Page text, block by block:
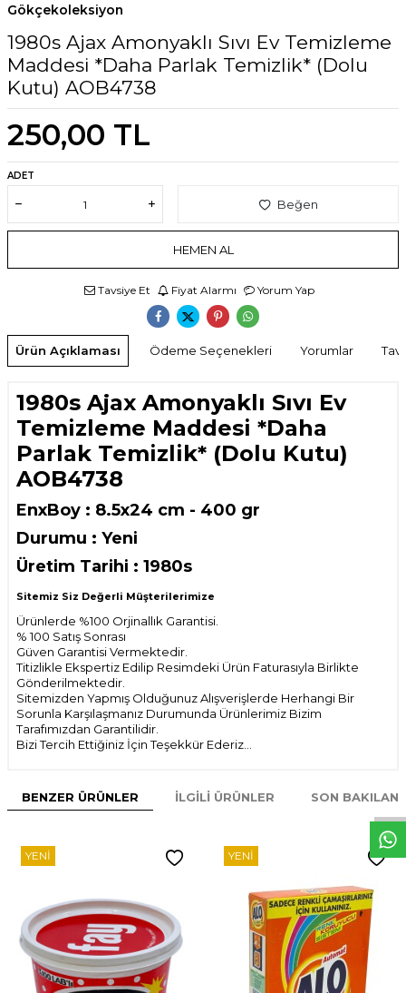
W
h
t
s
p
p
D
e
s
e
H
a
t
t
Gökçekoleksiyon
1980s Ajax Amonyaklı Sıvı Ev Temizleme
Maddesi *Daha Parlak Temizlik* (Dolu
Kutu) AOB4738
250,00 TL
ADET
Beğen
HEMEN AL
Tavsiye Et Fiyat Alarmı Yorum Yap
Ürün Açıklaması Ödeme Seçenekleri Yorumlar
1980s Ajax Amonyaklı Sıvı Ev
Temizleme Maddesi *Daha
Parlak Temizlik* (Dolu Kutu)
AOB4738
EnxBoy : 8.5x24 cm - 400 gr
Durumu : Yeni
Üretim Tarihi : 1980s
Sitemiz Siz Değerli Müşterilerimize
Ürünlerde %100 Orjinallık Garantisi.
% 100 Satış Sonrası
Güven Garantisi Vermektedir.
Titizlikle Ekspertiz Edilip Resimdeki Ürün Faturasıyla Birlikte
Gönderilmektedir.
Sitemizden Yapmış Olduğunuz Alışverişlerde Herhangi Bir
Sorunla Karşılaşmanız Durumunda Ürünlerimiz Bizim
Tarafımızdan Garantilidir.
Bizi Tercih Ettiğiniz İçin Teşekkür Ederiz...
BENZER ÜRÜNLER İLGILI ÜRÜNLER SON
YENI YENI